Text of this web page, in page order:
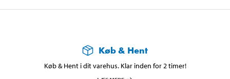
Køb & Hent
Køb & Hent i dit varehus. Klar inden for 2 timer!